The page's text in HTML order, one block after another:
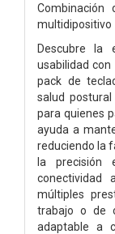
Combinación
multidipositivo
Descubre la
usabilidad con
pack de
salud
para quienes
ayuda a
reduciendo la
la precisión
conectividad
múltiples
trabajo o de
adaptable a